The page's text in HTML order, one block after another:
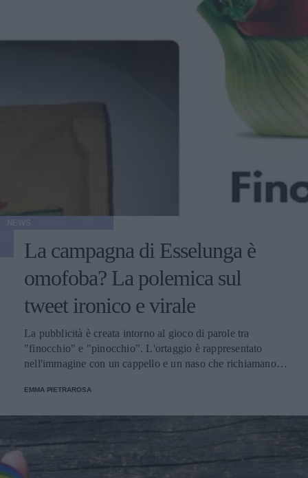
La campagna di Esselunga è
omofoba? La polemica sul
tweet ironico e virale
La pubblicità è creata intorno al gioco di parole tra
"finocchio" e "pinocchio". L'ortaggio è rappresentato
nell'immagine con un cappello e un naso che richiamano
penna di Carlo Collodi.
EMMA PIETRAROSA